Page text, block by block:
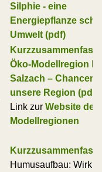
Silphie - eine
Energiepflanze
Umwelt (pdf)
Öko-Modellregion
Salzach – Chancen
unsere Region (pdf)
Link zur Website der
Modellregionen
Humusaufbau: